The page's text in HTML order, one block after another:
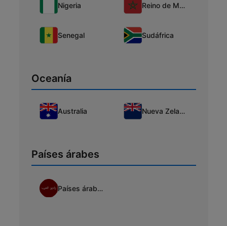
Nigeria Reino de Marruecos
Senegal Sudáfrica
Oceanía
Australia Nueva Zelanda
Países árabes
Países árabes